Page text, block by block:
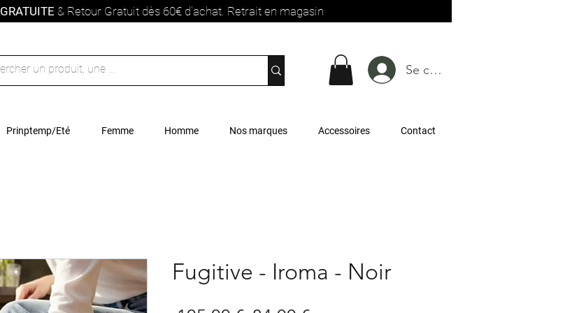
GRATUITE & Retour Gratuit dès 60€ d'achat. Retrait en magasin
Se connecter
Prinptemp/Eté Femme Homme Nos marques Accessoires Contact
Fugitive - Iroma - Noir